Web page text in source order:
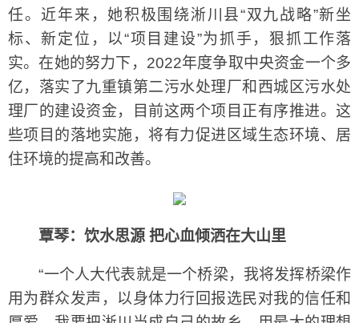
任。近年来，她积极围绕淅川县“双九战略”新坐
标、新定位，以“项目建设”为抓手，狠抓工作落
实。在她的努力下，2022年度争取中央资金一个多
亿，落实了九重镇第二污水处理厂和西城区污水处
理厂的建设资金，目前这两个项目正有序推进。这
些项目的落地实施，将有力促进区域生态环境、居
住环境的提高和改善。
覃琴：饮水思源 把心血倾洒在大山里
“一个人大代表就是一个桥梁，我将发挥桥梁作
用为群众发声，以身体力行回报选民对我的信任和